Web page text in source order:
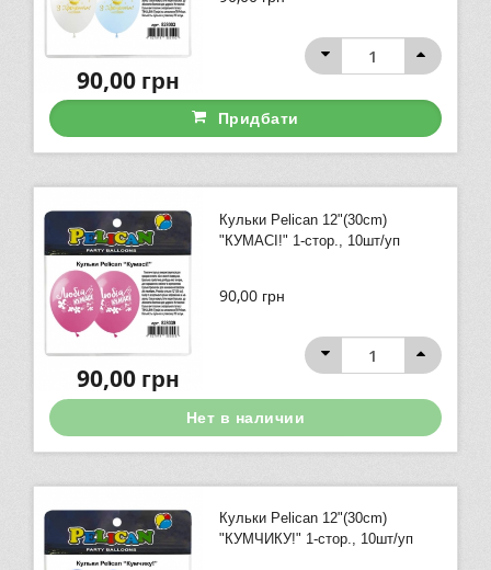
90,00грн
Придбати
Кульки Pelican 12"(30сm)
"КУМАСІ!" 1-стор., 10шт/уп
90,00 грн
90,00грн
Нет в наличии
Кульки Pelican 12"(30сm)
"КУМЧИКУ!" 1-стор., 10шт/уп